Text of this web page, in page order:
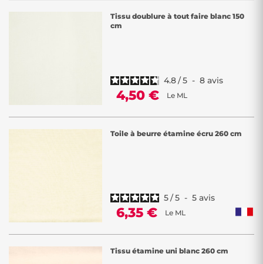
Tissu doublure à tout faire blanc 150
cm
4.8/5 - 8 avis
4,50 € Le ML
Toile à beurre étamine écru 260 cm
5/5 - 5 avis
6,35 € Le ML
Tissu étamine uni blanc 260 cm